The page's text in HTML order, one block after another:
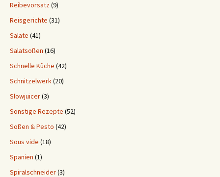
Reibevorsatz(9)
Reisgerichte (31)
Salate (41)
Salatsoßen (16)
Schnelle Küche (42)
Schnitzelwerk(20)
Slowjuicer(3)
Sonstige Rezepte (52)
Soßen & Pesto (42)
Sous vide (18)
Spanien (1)
Spiralschneider(3)